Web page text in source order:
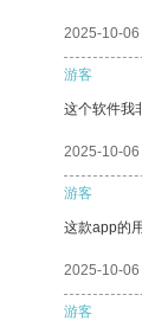
2025-10-06
游客
这个软件我
2025-10-06
游客
这款app的
2025-10-06
游客